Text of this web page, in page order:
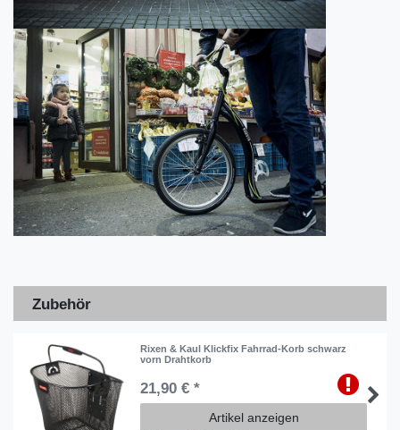
Zubehör
Rixen & Kaul Klickfix Fahrrad-Korb schwarz
vorn Drahtkorb
21,90 € *
Artikel anzeigen